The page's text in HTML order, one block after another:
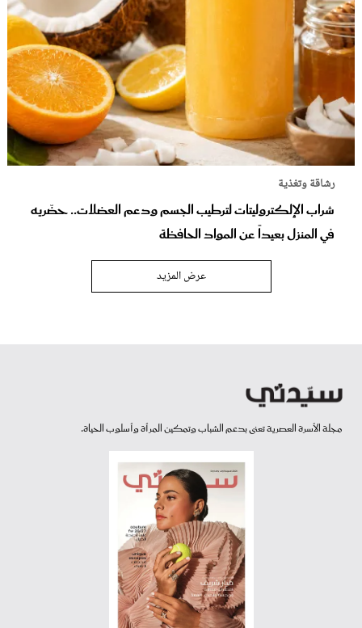
رشاقة وتغذية
شراب الإلكتروليتات لترطيب الجسم ودعم العضلات.. حضّريه
في المنزل بعيداً عن المواد الحافظة
عرض المزيد
مجلة الأسرة العصرية تعنى بدعم الشباب وتمكين المرأة وأسلوب الحياة.